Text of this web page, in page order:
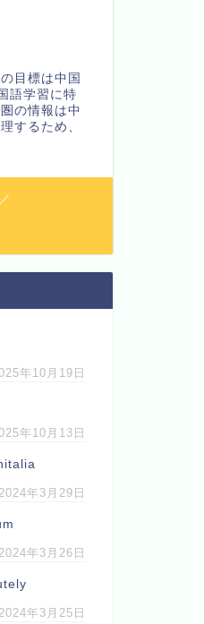
目標は中国
語学習に特
の情報は中
するため、
年10月19日
年10月13日
2024年3月29日
2024年3月26日
2024年3月25日